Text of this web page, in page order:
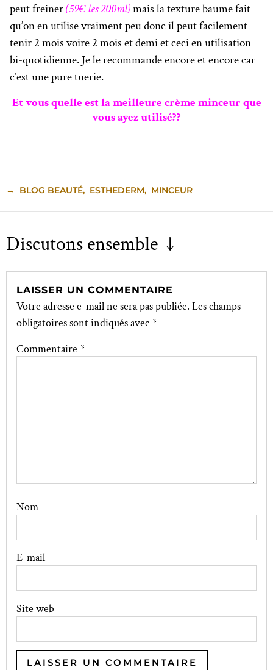
peut freiner(59€ les 200ml)mais la texture baume fait
qu’on en utilise vraiment peu donc il peut facilement
tenir 2 mois voire 2 mois et demi et ceci en utilisation
bi-quotidienne. Je le recommande encore et encore car
c’est une pure tuerie.
Et vous quelle est la meilleure crème minceur que
vous ayez utilisé??
→ BLOG BEAUTÉ, ESTHEDERM, MINCEUR
Discutons ensemble ↓
LAISSER UN COMMENTAIRE
Votre adresse e-mail ne sera pas publiée. Les champs
obligatoires sont indiqués avec*
Commentaire *
Nom
E-mail
Site web